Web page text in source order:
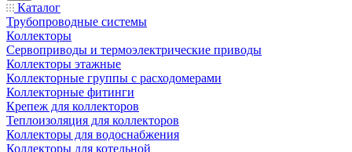
Каталог
Трубопроводные системы
Коллекторы
Сервоприводы и термоэлектрические приводы
Коллекторы этажные
Коллекторные группы с расходомерами
Коллекторные фитинги
Крепеж для коллекторов
Теплоизоляция для коллекторов
Коллекторы для водоснабжения
Коллекторы для котельной